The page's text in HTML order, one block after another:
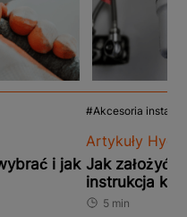
i jak
Akcesoria
Artykuły
Jak założyć
instrukcja
5 min